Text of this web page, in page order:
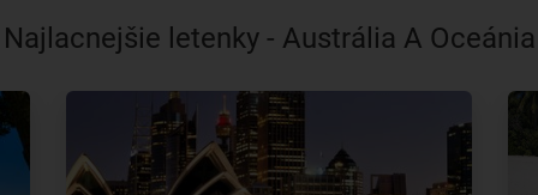
Najlacnejšie letenky - Austrália A Oceánia